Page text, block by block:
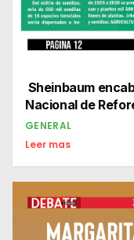
Sheinbaum
Nacional de
GENERAL
Leer mas